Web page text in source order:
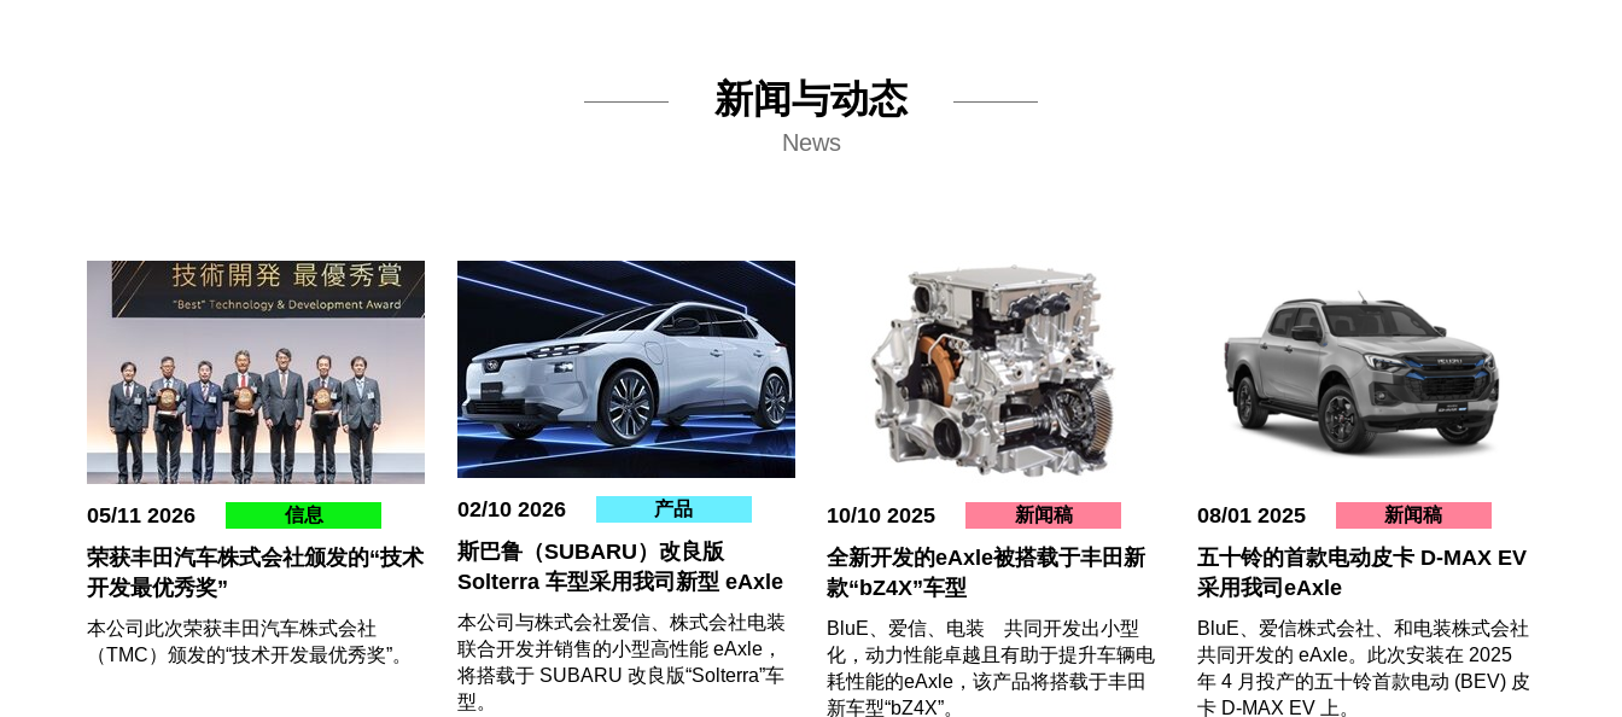
新闻与动态
News
05/11 2026 信息
荣获丰田汽车株式会社颁发的“技术
开发最优秀奖”
本公司此次荣获丰田汽车株式会社
（TMC）颁发的“技术开发最优秀奖”。
02/10 2026 产品
斯巴鲁（SUBARU）改良版
Solterra 车型采用我司新型 eAxle
本公司与株式会社爱信、株式会社电装
联合开发并销售的小型高性能 eAxle，
将搭载于 SUBARU 改良版“Solterra”车
型。
10/10 2025 新闻稿
全新开发的eAxle被搭载于丰田新
款“bZ4X”车型
BluE、爱信、电装 共同开发出小型
化，动力性能卓越且有助于提升车辆电
耗性能的eAxle，该产品将搭载于丰田
新车型“bZ4X”。
08/01 2025 新闻稿
五十铃的首款电动皮卡 D-MAX EV
采用我司eAxle
BluE、爱信株式会社、和电装株式会社
共同开发的 eAxle。此次安装在 2025
年 4 月投产的五十铃首款电动 (BEV) 皮
卡 D-MAX EV 上。